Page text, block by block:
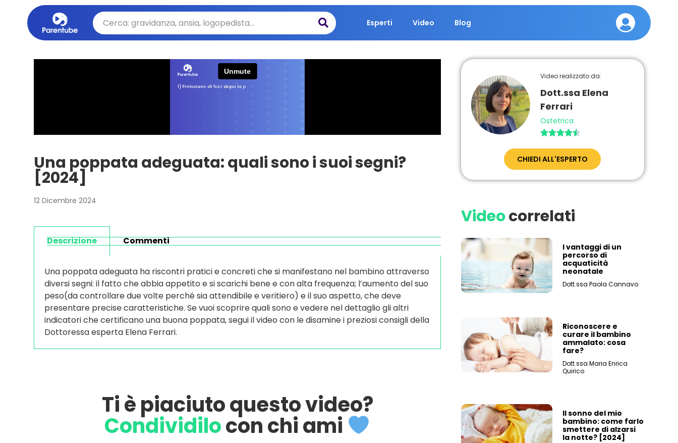
Esperti Video Blog
Una poppata adeguata: quali sono i suoi segni?
[2024]
12 Dicembre 2024
Descrizione Commenti
Una poppata adeguata ha riscontri pratici e concreti che si manifestano nel bambino attraverso
diversi segni: il fatto che abbia appetito e si scarichi bene e con alta frequenza; l’aumento del suo
peso(da controllare due volte perché sia attendibile e veritiero) e il suo aspetto, che deve
presentare precise caratteristiche. Se vuoi scoprire quali sono e vedere nel dettaglio gli altri
indicatori che certificano una buona poppata, segui il video con le disamine i preziosi consigli della
Dottoressa esperta Elena Ferrari.
Ti è piaciuto questo video?
Condividilocon chi ami
Video realizzato da:
Dott.ssa Elena
Ferrari
Ostetrica

CHIEDI ALL'ESPERTO
Videocorrelati
I vantaggi di un
percorso di
acquaticità
neonatale
Dott.ssa Paola Cannavo
Riconoscere e
curare il bambino
ammalato: cosa
fare?
Dott.ssa Maria Enrica
Quirico
Il sonno del mio
bambino: come farlo
smettere di alzarsi
la notte? [2024]